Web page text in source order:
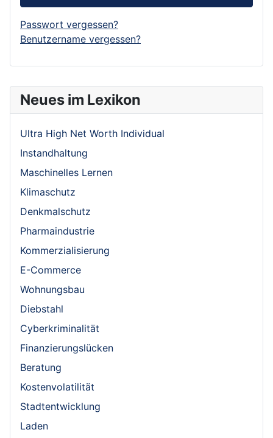
Neues im Lexikon
Ultra High Net Worth Individual
Instandhaltung
Maschinelles Lernen
Klimaschutz
Denkmalschutz
Pharmaindustrie
Kommerzialisierung
E-Commerce
Wohnungsbau
Diebstahl
Cyberkriminalität
Finanzierungslücken
Beratung
Kostenvolatilität
Stadtentwicklung
Laden
Passwort vergessen?
Benutzername vergessen?